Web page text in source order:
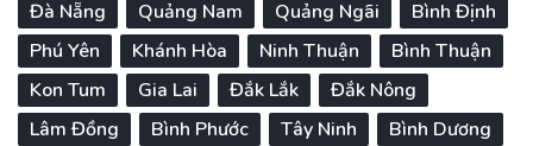
Đà Nẵng
Quảng Nam Quảng Ngãi
Bình Định
Phú Yên
Khánh Hòa Ninh Thuận
Bình Thuận
Kon Tum
Gia Lai Đắk Lắk
Đắk Nông
Lâm Đồng
Bình Phước Tây Ninh
Bình Dương